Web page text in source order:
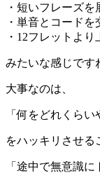
・短いフレーズを
・単音とコードを
・12フレットより
みたいな感じです
大事なのは、
「何をどれくらい
をハッキリさせる
「途中で無意識